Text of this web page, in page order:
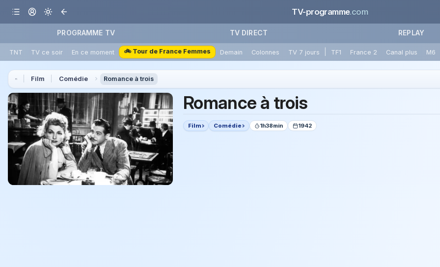
TV-programme.com
PROGRAMME TV TV DIRECT REPLAY
TNT TV ce soir En ce moment 🚲 Tour de France Femmes Demain Colonnes TV 7 jours TF1 France 2 Canal plus M6
Film Comédie Romance à trois
Romance à trois
Film Comédie 1h38min 1942